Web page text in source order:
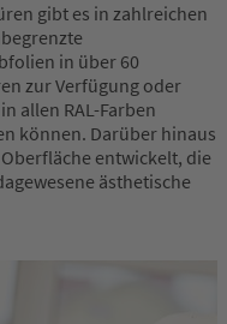
gibt es in zahlreichen
in über 60
zur Verfügung oder
allen RAL-Farben
können. Darüber hinaus
entwickelt, die
ästhetische